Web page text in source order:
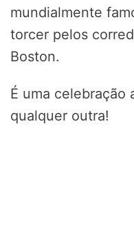
mundialmente
torcer pelos
Boston.
É uma
qualquer outra!